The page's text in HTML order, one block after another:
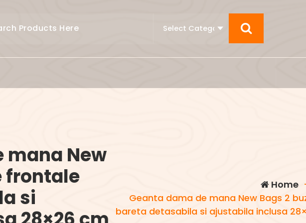
mana New
frontale
si
Home
Geanta dama de mana New Bags 2
bareta detasabila si ajustabila inclusa